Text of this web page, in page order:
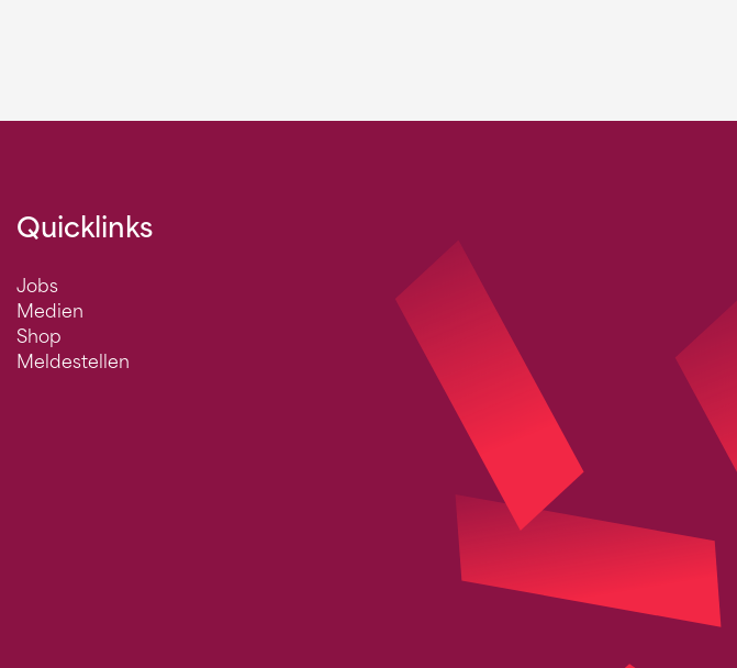
Quicklinks
Jobs
Medien
Shop
Meldestellen